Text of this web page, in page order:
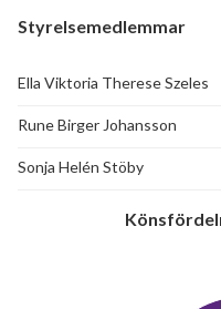
Styrelsemedlemmar
Ella Viktoria Therese Szeles
Rune Birger Johansson
Sonja Helén Stöby